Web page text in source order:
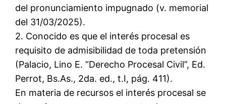
del pronunciamiento impugnado (v. memorial
del 31/03/2025).
2. Conocido es que el interés procesal es
requisito de admisibilidad de toda pretensión
(Palacio, Lino E. “Derecho Procesal Civil”, Ed.
Perrot, Bs.As., 2da. ed., t.I, pág. 411).
En materia de recursos el interés procesal se